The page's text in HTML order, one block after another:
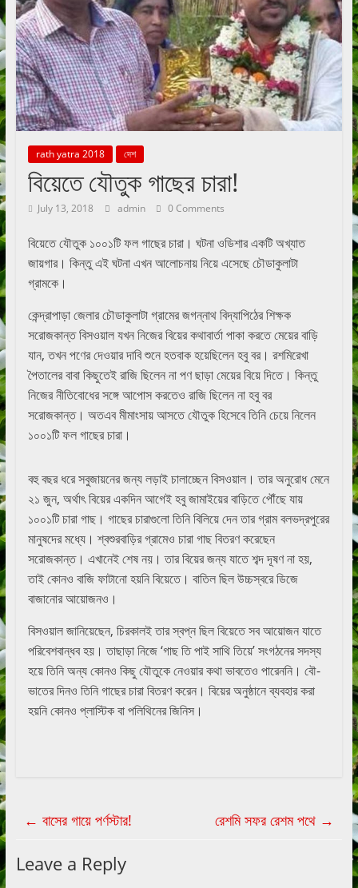
rath yatra 2018 দেশ
বিয়েতে যৌতুক গাছের চারা!
July 13, 2018 admin 0 Comments
বিয়েতে যৌতুক ১০০১টি ফল গাছের চারা। ঘটনা ওডিশার একটি অখ্যাত
জায়গার। কিন্তু এই ঘটনা এখন আলোচনায় নিয়ে এসেছে চৌডাকুলাটা
গ্রামকে।
কেন্দ্রাপাড়া জেলার চৌডাকুলাটা গ্রামের জগন্নাথ বিদ্যাপিঠের শিক্ষক
সরোজকান্ত বিসওয়াল যখন নিজের বিয়ের কথাবার্তা পাকা করতে মেয়ের বাড়ি
যান, তখন পণের দেওয়ার দাবি শুনে হতবাক হয়েছিলেন হবু বর। রশমিরেখা
পৈতালের বাবা কিছুতেই রাজি ছিলেন না পণ ছাড়া মেয়ের বিয়ে দিতে। কিন্তু
নিজের নীতিবোধের সঙ্গে আপোস করতেও রাজি ছিলেন না হবু বর
সরোজকান্ত। অতএব মীমাংসায় আসতে যৌতুক হিসেবে তিনি চেয়ে নিলেন
১০০১টি ফল গাছের চারা।
বহু বছর ধরে সবুজায়নের জন্য লড়াই চালাচ্ছেন বিসওয়াল। তার অনুরোধ মেনে
২১ জুন, অর্থাৎ বিয়ের একদিন আগেই হবু জামাইয়ের বাড়িতে পৌঁছে যায়
১০০১টি চারা গাছ। গাছের চারাগুলো তিনি বিলিয়ে দেন তার গ্রাম বলভদ্রপুরের
মানুষদের মধ্যে। শ্বশুরবাড়ির গ্রামেও চারা গাছ বিতরণ করেছেন
সরোজকান্ত। এখানেই শেষ নয়। তার বিয়ের জন্য যাতে শব্দ দূষণ না হয়,
তাই কোনও বাজি ফাটানো হয়নি বিয়েতে। বাতিল ছিল উচ্চস্বরে ডিজে
বাজানোর আয়োজনও।
বিসওয়াল জানিয়েছেন, চিরকালই তার স্বপ্ন ছিল বিয়েতে সব আয়োজন যাতে
পরিবেশবান্ধব হয়। তাছাড়া নিজে ‘গাছ তি পাই সাথি তিয়ে’ সংগঠনের সদস্য
হয়ে তিনি অন্য কোনও কিছু যৌতুকে নেওয়ার কথা ভাবতেও পারেননি। বৌ-
ভাতের দিনও তিনি গাছের চারা বিতরণ করেন। বিয়ের অনুষ্ঠানে ব্যবহার করা
হয়নি কোনও প্লাস্টিক বা পলিথিনের জিনিস।
← বাসের গায়ে পর্ণস্টার! রেশমি সফর রেশম পথে →
Leave a Reply